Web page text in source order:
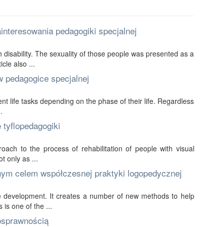
pedagogiki specjalnej
The sexuality of those people was presented as a
also ...
pedagogice specjalnej
life tasks depending on the phase of their life. Regardless
to the process of rehabilitation of people with visual
only as ...
celem współczesnej praktyki logopedycznej
It creates a number of new methods to help
is one of the ...